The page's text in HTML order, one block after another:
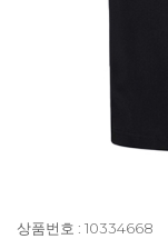
상품번호 : 10334668